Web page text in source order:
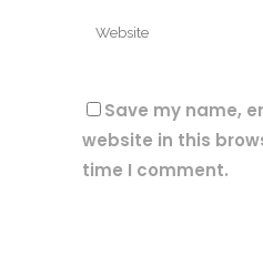
Save my name,
website in this
time I comment.